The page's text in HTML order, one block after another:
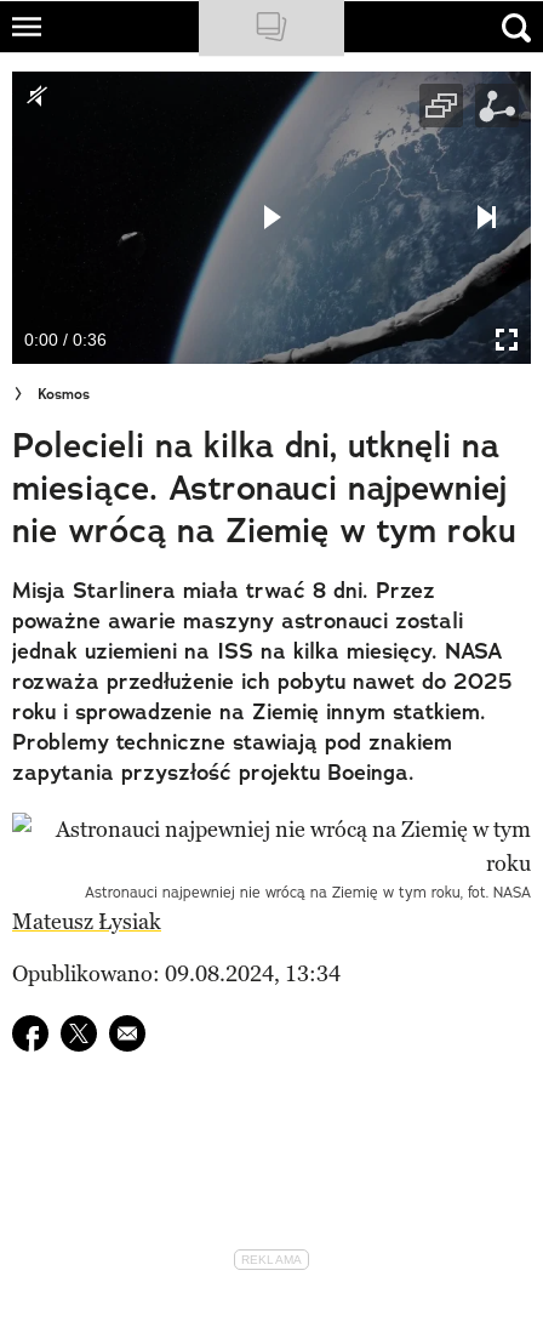
Skip
main
NATIONAL GEOGRAPHIC
Newsletter
Cuda Polski
Wielki Konkurs Fotograficzny
Trendbook Podróżniczy
Polecane
0:00 / 0:36
Kosmos
Polecieli na kilka dni, utknęli na
miesiące. Astronauci najpewniej
nie wrócą na Ziemię w tym roku
Misja Starlinera miała trwać 8 dni. Przez
poważne awarie maszyny astronauci zostali
jednak uziemieni na ISS na kilka miesięcy. NASA
rozważa przedłużenie ich pobytu nawet do 2025
roku i sprowadzenie na Ziemię innym statkiem.
Problemy techniczne stawiają pod znakiem
zapytania przyszłość projektu Boeinga.
Astronauci najpewniej nie wrócą na Ziemię w tym roku, fot. NASA
Mateusz Łysiak
Opublikowano: 09.08.2024, 13:34
Udostępnij na facebook
Udostępnij na twitter
E-mail do przyjaciela